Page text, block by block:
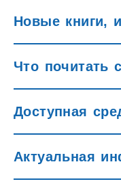
Новые книги,
Что почитать
Доступная
Актуальная